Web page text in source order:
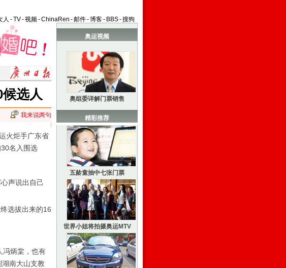
人 -TV-视频-ChinaRen -邮件-博客- BBS-搜狗
选人
我来说两句
火炬手广东省
名入围选
声说出自己
选拔出来的16
炳棠，也有
南大山支教
奥运视频
奥组委详解门票销售
精彩推荐
五龄童抽中七张门票
世界小姐将拍摄奥运MTV